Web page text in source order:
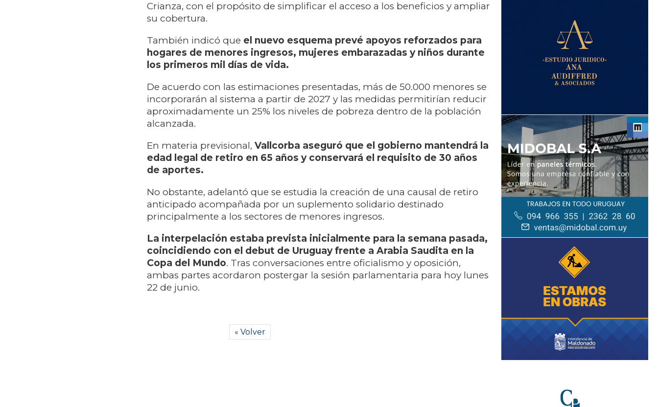
Crianza, con el propósito de simplificar el acceso a los beneficios y ampliar
su cobertura.
También indicó que el nuevo esquema prevé apoyos reforzados para
hogares de menores ingresos, mujeres embarazadas y niños durante
los primeros mil días de vida.
De acuerdo con las estimaciones presentadas, más de 50.000 menores se
incorporarán al sistema a partir de 2027 y las medidas permitirían reducir
aproximadamente un 25% los niveles de pobreza dentro de la población
alcanzada.
En materia previsional, Vallcorba aseguró que el gobierno mantendrá la
edad legal de retiro en 65 años y conservará el requisito de 30 años
de aportes.
No obstante, adelantó que se estudia la creación de una causal de retiro
anticipado acompañada por un suplemento solidario destinado
principalmente a los sectores de menores ingresos.
La interpelación estaba prevista inicialmente para la semana pasada,
coincidiendo con el debut de Uruguay frente a Arabia Saudita en la
Copa del Mundo. Tras conversaciones entre oficialismo y oposición,
ambas partes acordaron postergar la sesión parlamentaria para hoy lunes
22 de junio.
« Volver